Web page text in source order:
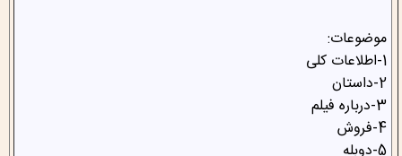
موضوعات:
1-اطلاعات کلی
2-داستان
3-درباره فیلم
4-فروش